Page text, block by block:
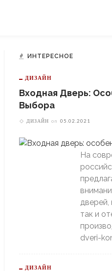
ИНТЕРЕСНОЕ
ДИЗАЙН
Входная Дверь:
Выбора
ДИЗАЙН on 05.02.2021
На
дверей,
так и
dveri-
ДИЗАЙН